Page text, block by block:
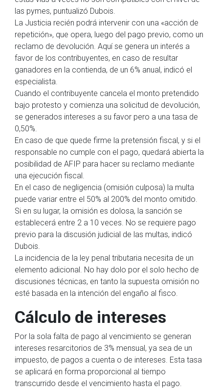
las pymes, puntualizó Dubois.
La Justicia recién podrá intervenir con una «acción de
repetición», que opera, luego del pago previo, como un
reclamo de devolución. Aquí se genera un interés a
favor de los contribuyentes, en caso de resultar
ganadores en la contienda, de un 6% anual, indicó el
especialista.
Cuando el contribuyente cancela el monto pretendido
bajo protesto y comienza una solicitud de devolución,
se generados intereses a su favor pero a una tasa de
0,50%.
En caso de que quede firme la pretensión fiscal, y si el
responsable no cumple con el pago, quedará abierta la
posibilidad de AFIP para hacer su reclamo mediante
una ejecución fiscal.
En el caso de negligencia (omisión culposa) la multa
puede variar entre el 50% al 200% del monto omitido.
Si en su lugar, la omisión es dolosa, la sanción se
establecerá entre 2 a 10 veces. No se requiere pago
previo para la discusión judicial de las multas, indicó
Dubois.
La incidencia de la ley penal tributaria necesita de un
elemento adicional. No hay dolo por el solo hecho de
discusiones técnicas, en tanto la supuesta omisión no
esté basada en la intención del engaño al fisco.
Cálculo de intereses
Por la sola falta de pago al vencimiento se generan
intereses resarcitorios de 3% mensual, ya sea de un
impuesto, de pagos a cuenta o de intereses. Esta tasa
se aplicará en forma proporcional al tiempo
transcurrido desde el vencimiento hasta el pago.